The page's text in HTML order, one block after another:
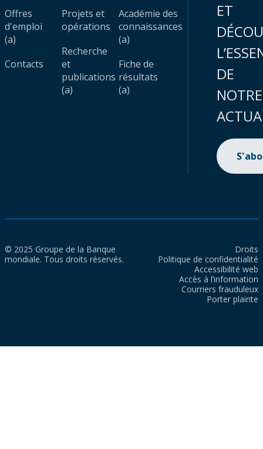
Offres
d'emploi
(a)
Contacts
Projets et
opérations
Recherche
et
publications
(a)
Académie des
connaissances
(a)
Fiche de
résultats
(a)
ET
DE
NOTRE
© 2025 Groupe de la Banque
mondiale. Tous droits réservés.
Droits
Politique de confidentialité
Accessibilité web
Accès à l’information
Courriers frauduleux
Porter plainte